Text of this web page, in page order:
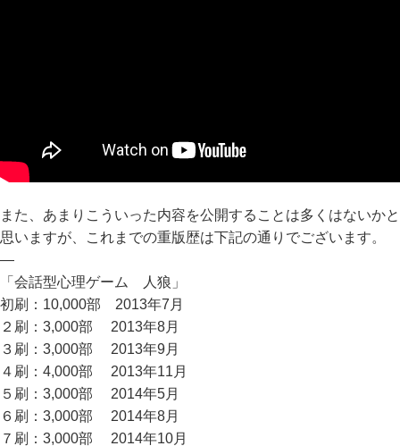
また、あまりこういった内容を公開することは多くはないかと
思いますが、これまでの重版歴は下記の通りでございます。
—
「会話型心理ゲーム 人狼」
初刷：10,000部 2013年7月
２刷：3,000部 2013年8月
３刷：3,000部 2013年9月
４刷：4,000部 2013年11月
５刷：3,000部 2014年5月
６刷：3,000部 2014年8月
７刷：3,000部 2014年10月